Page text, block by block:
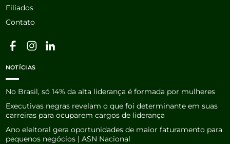
Filiados
Contato
NOTÍCIAS
No Brasil, só 14% da alta liderança é formada por mulheres
Executivas negras revelam o que foi determinante em suas
carreiras para ocuparem cargos de liderança
Ano eleitoral gera oportunidades de maior faturamento para
pequenos negócios | ASN Nacional